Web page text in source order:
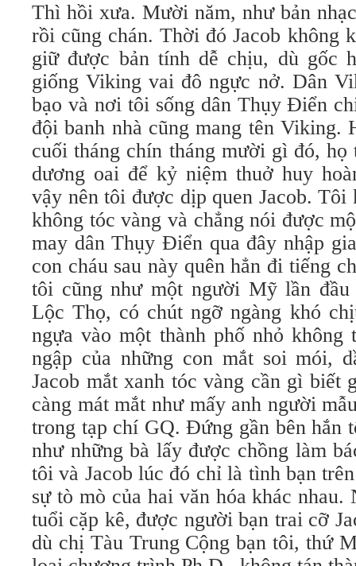
Thì hồi xưa. Mười năm, như bản
rồi cũng chán. Thời đó Jacob không
giữ được bản tính dễ chịu, dù gốc
giống Viking vai đô ngực nở. Dân
bạo và nơi tôi sống dân Thụy Điển
đội banh nhà cũng mang tên Viking.
cuối tháng chín tháng mười gì đó,
dương oai để kỷ niệm thuở huy
vậy nên tôi được dịp quen Jacob. Tôi
không tóc vàng và chẳng nói được
may dân Thụy Điển qua đây nhập
con cháu sau này quên hẳn đi tiếng
tôi cũng như một người Mỹ lần
Lộc Thọ, có chút ngỡ ngàng khó
ngựa vào một thành phố nhỏ không
ngập của những con mắt soi mói,
Jacob mắt xanh tóc vàng cần gì biết
càng mát mắt như mấy anh người
trong tạp chí GQ. Đứng gần bên hắn
như những bà lấy được chồng làm
tôi và Jacob lúc đó chỉ là tình bạn
sự tò mò của hai văn hóa khác nhau.
tuổi cặp kê, được người bạn trai cỡ
dù chị Tàu Trung Cộng bạn tôi, thứ